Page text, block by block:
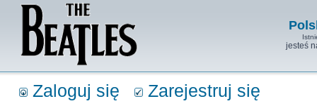
jesteś
Zaloguj się Zarejestruj się